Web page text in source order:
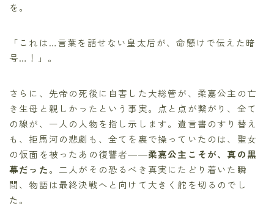
を。
「これは…言葉を話せない皇太后が、命懸けで伝えた暗
号…！」。
さらに、先帝の死後に自害した大総管が、柔嘉公主の亡
き生母と親しかったという事実。点と点が繋がり、全て
の線が、一人の人物を指し示します。遺言書のすり替え
も、拒馬河の悲劇も、全てを裏で操っていたのは、聖女
の仮面を被ったあの復讐者――柔嘉公主こそが、真の黒
幕だった。二人がその恐るべき真実にたどり着いた瞬
間、物語は最終決戦へと向けて大きく舵を切るのでし
た。